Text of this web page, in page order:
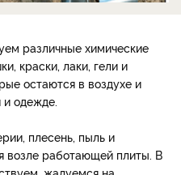
различные химические
краски, лаки, гели и
остаются в воздухе и
одежде.
плесень, пыль и
возле работающей плиты. В
жалуемся на